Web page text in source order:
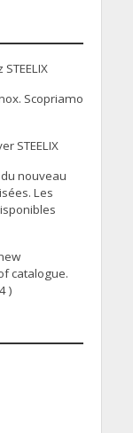
Scopriamo
STEELIX
nouveau
Les
catalogue.
)